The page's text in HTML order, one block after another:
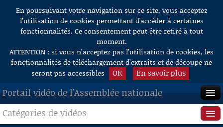
Aller au contenu
En poursuivant votre navigation sur ce site, vous acceptez
l’utilisation de cookies permettant d'accéder à certaines
fonctionnalités. Ce consentement peut être retiré à tout
moment.
ATTENTION : si vous n’acceptez pas l’utilisation de cookies, les
fonctionnalités de téléchargement d’extraits et de découpe ne
seront pas accessibles
OK En savoir plus
Portail vidéo de l'Assemblée nationale
ACCUEIL
Catégories de vidéos